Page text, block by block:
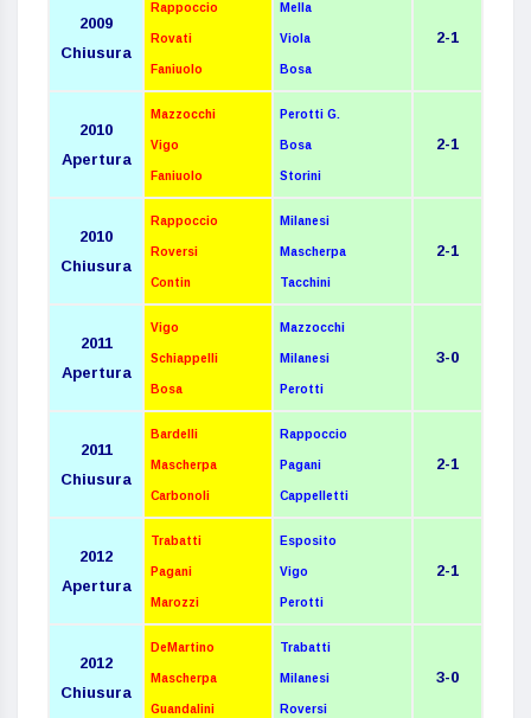
2009
Chiusura
Rappoccio
Rovati
Faniuolo
Mella
Viola
Bosa
2-1
2010
Apertura
Mazzocchi
Vigo
Faniuolo
Perotti G.
Bosa
Storini
2-1
2010
Chiusura
Rappoccio
Roversi
Contin
Milanesi
Mascherpa
Tacchini
2-1
2011
Apertura
Vigo
Schiappelli
Bosa
Mazzocchi
Milanesi
Perotti
3-0
2011
Chiusura
Bardelli
Mascherpa
Carbonoli
Rappoccio
Pagani
Cappelletti
2-1
2012
Apertura
Trabatti
Pagani
Marozzi
Esposito
Vigo
Perotti
2-1
2012
Chiusura
DeMartino
Mascherpa
Guandalini
Trabatti
Milanesi
Roversi
3-0